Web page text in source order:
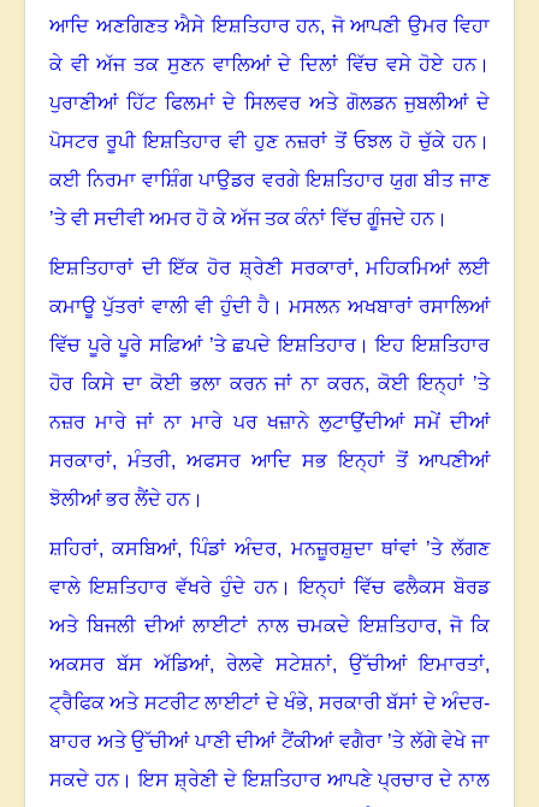
ਆਦਿ ਅਣਗਿਣਤ ਐਸੇ ਇਸ਼ਤਿਹਾਰ ਹਨ, ਜੋ ਆਪਣੀ ਉਮਰ ਵਿਹਾ
ਕੇ ਵੀ ਅੱਜ ਤਕ ਸੁਣਨ ਵਾਲਿਆਂ ਦੇ ਦਿਲਾਂ ਵਿੱਚ ਵਸੇ ਹੋਏ ਹਨ।
ਪੁਰਾਣੀਆਂ ਹਿੱਟ ਫਿਲਮਾਂ ਦੇ ਸਿਲਵਰ ਅਤੇ ਗੋਲਡਨ ਜੁਬਲੀਆਂ ਦੇ
ਪੋਸਟਰ ਰੂਪੀ ਇਸ਼ਤਿਹਾਰ ਵੀ ਹੁਣ ਨਜ਼ਰਾਂ ਤੋਂ ਓਝਲ ਹੋ ਚੁੱਕੇ ਹਨ।
ਕਈ ਨਿਰਮਾ ਵਾਸ਼ਿੰਗ ਪਾਉਡਰ ਵਰਗੇ ਇਸ਼ਤਿਹਾਰ ਯੁਗ ਬੀਤ ਜਾਣ
’ਤੇ ਵੀ ਸਦੀਵੀ ਅਮਰ ਹੋ ਕੇ ਅੱਜ ਤਕ ਕੰਨਾਂ ਵਿੱਚ ਗੂੰਜਦੇ ਹਨ।
ਇਸ਼ਤਿਹਾਰਾਂ ਦੀ ਇੱਕ ਹੋਰ ਸ਼੍ਰੇਣੀ ਸਰਕਾਰਾਂ,ਮਹਿਕਮਿਆਂ ਲਈ
ਕਮਾਊ ਪੁੱਤਰਾਂ ਵਾਲੀ ਵੀ ਹੁੰਦੀ ਹੈ।ਮਸਲਨ ਅਖਬਾਰਾਂ ਰਸਾਲਿਆਂ
ਵਿੱਚ ਪੂਰੇ ਪੂਰੇ ਸਫ਼ਿਆਂ ’ਤੇ ਛਪਦੇ ਇਸ਼ਤਿਹਾਰ।ਇਹ ਇਸ਼ਤਿਹਾਰ
ਹੋਰ ਕਿਸੇ ਦਾ ਕੋਈ ਭਲਾ ਕਰਨ ਜਾਂ ਨਾ ਕਰਨ,ਕੋਈ ਇਨ੍ਹਾਂ ’ਤੇ
ਨਜ਼ਰ ਮਾਰੇ ਜਾਂ ਨਾ ਮਾਰੇ ਪਰ ਖਜ਼ਾਨੇ ਲੁਟਾਉਂਦੀਆਂ ਸਮੇਂ ਦੀਆਂ
ਸਰਕਾਰਾਂ, ਮੰਤਰੀ, ਅਫਸਰ ਆਦਿ ਸਭ ਇਨ੍ਹਾਂ ਤੋਂ ਆਪਣੀਆਂ
ਝੋਲੀਆਂ ਭਰ ਲੈਂਦੇ ਹਨ।
ਸ਼ਹਿਰਾਂ,ਕਸਬਿਆਂ,ਪਿੰਡਾਂ ਅੰਦਰ, ਮਨਜ਼ੂਰਸ਼ੁਦਾ ਥਾਂਵਾਂ ’ਤੇ ਲੱਗਣ
ਵਾਲੇ ਇਸ਼ਤਿਹਾਰ ਵੱਖਰੇ ਹੁੰਦੇ ਹਨ।ਇਨ੍ਹਾਂ ਵਿੱਚ ਫਲੈਕਸ ਬੋਰਡ
ਅਤੇ ਬਿਜਲੀ ਦੀਆਂ ਲਾਈਟਾਂ ਨਾਲ ਚਮਕਦੇ ਇਸ਼ਤਿਹਾਰ,ਜੋ ਕਿ
ਅਕਸਰ ਬੱਸ ਅੱਡਿਆਂ, ਰੇਲਵੇ ਸਟੇਸ਼ਨਾਂ, ਉੱਚੀਆਂ ਇਮਾਰਤਾਂ,
ਟ੍ਰੈਫਿਕ ਅਤੇ ਸਟਰੀਟ ਲਾਈਟਾਂ ਦੇ ਖੰਭੇ, ਸਰਕਾਰੀ ਬੱਸਾਂ ਦੇ ਅੰਦਰ-
ਬਾਹਰ ਅਤੇ ਉੱਚੀਆਂ ਪਾਣੀ ਦੀਆਂ ਟੈਂਕੀਆਂ ਵਗੈਰਾ ’ਤੇ ਲੱਗੇ ਵੇਖੇ ਜਾ
ਸਕਦੇ ਹਨ।ਇਸ ਸ਼੍ਰੇਣੀ ਦੇ ਇਸ਼ਤਿਹਾਰ ਆਪਣੇ ਪ੍ਰਚਾਰ ਦੇ ਨਾਲ